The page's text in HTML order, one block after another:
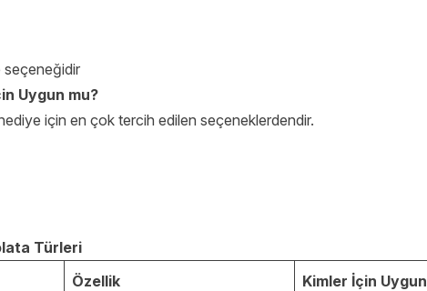
seçeneğidir
Uygun mu?
için en çok tercih edilen seçeneklerdendir.
Türleri
Özellik Kimler İçin Uygun